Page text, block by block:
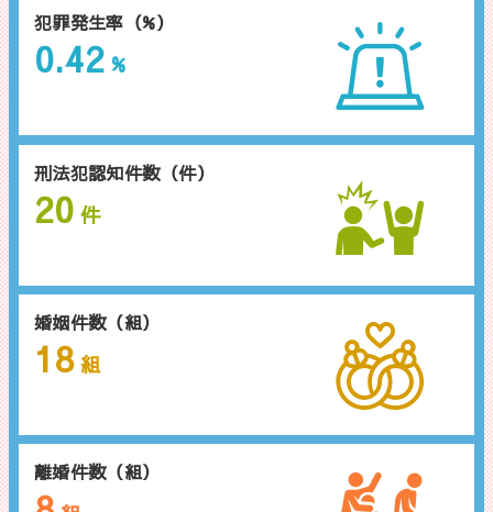
刑法犯認知件数（件）
20 件
離婚件数（組）
犯罪発生率（%）
0.42 %
婚姻件数（組）
18 組